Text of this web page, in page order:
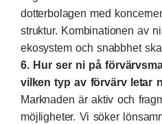
dotterbolagen med
struktur. Kombinationen av
ekosystem och snabbhet
6. Hur ser ni på
vilken typ av förvärv letar
Marknaden är aktiv och
möjligheter. Vi söker